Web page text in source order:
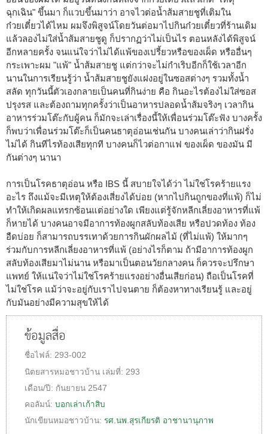
ฉุกเฉิน" ขึ้นมา ก็แวบขึ้นมาว่า อาจไวต่อน้ำส้มสายชูที่เติมใน
ก๋วยเตี๋ยวได้ไหม ผมจึงพิสูจน์โดยวันต่อมาไปกินก๋วยเตี๋ยวที่ร้านเดิม
แล้วลองไม่ใส่น้ำส้มสายชูดู ก็ปรากฏว่าไม่เป็นไร ตอนหลังได้พิสูจน์
อีกหลายครั้ง จนแน่ใจว่าไม่ได้แพ้ของเปรี้ยวหรือของเผ็ด หรืออื่นๆ
กระเพาะผม "แพ้" น้ำส้มสายชู แต่กว่าจะไม่กำเริบอีกก็ใช้เวลาอีก
นานในการเรียนรู้ว่า น้ำส้มสายชูยังแฝงอยู่ในซอสต่างๆ รวมทั้งน้ำ
สลัด ทุกวันนี้ตัวเองกลายเป็นคนที่กินง่าย คือ กินอะไรต้องไม่ใส่ซอส
ปรุงรส และต้องถามทุกครั้งว่าเป็นอาหารปลอดน้ำส้มจริงๆ เวลากิน
อาหารร่วมโต๊ะกับผู้คน ก็มักจะเล่าเรื่องนี้ให้เพื่อนร่วมโต๊ะฟัง บางครั้ง
ก็พบว่าเพื่อนร่วมโต๊ะก็เป็นคนธาตุอ่อนเช่นกัน บางคนเล่าว่ากินฝรั่ง
ไม่ได้ กินทีไรท้องเสียทุกที บางคนก็ไวต่อกาแฟ ของเผ็ด ของมัน มี
กันต่างๆ นานา
การเป็นโรคธาตุอ่อน หรือ IBS นี้ สบายใจได้ว่า ไม่ใช่โรคร้ายแรง
อะไร ถึงแม้จะมีเหตุให้ต้องเสี่ยงได้บ่อย (หากไปกินถูกของที่แพ้) ก็ไม่
ทำให้เกิดผลแทรกซ้อนแต่อย่างใด เพียงแต่รู้จักหลีกเลี่ยงอาหารที่แพ้
ก็หายได้ บางคนอาจมีอาการท้องผูกสลับท้องเสีย หรือปวดท้อง ท้อง
อืดบ่อย ก็สามารถบรรเทาด้วยการกินผักผลไม้ (ที่ไม่แพ้) ให้มากๆ
ร่วมกับการหลีกเลี่ยงอาหารที่แพ้ (อย่างไรก็ตาม ถ้ามีอาการท้องผูก
สลับท้องเสียมาไม่นาน หรือมาเป็นตอนวัยกลางคน ก็ควรจะปรึกษา
แพทย์ ให้แน่ใจว่าไม่ใช่โรคร้ายแรงอย่างอื่นเสียก่อน) ถือเป็นโรคที่
ไม่ใช่โรค แม้ว่าจะอยู่กับเราไปจนตาย ก็ต้องหาทางเรียนรู้ และอยู่
กับมันอย่างมีความสุขให้ได้
ข้อมูลสื่อ
ชื่อไฟล์: 293-002
นิตยสารหมอชาวบ้าน เล่มที่: 293
เดือน/ปี: กันยายน 2547
คอลัมน์: บอกเล่าเก้าสิบ
นักเขียนหมอชาวบ้าน: รศ.นพ.สุรเกียรติ อาชานานุภาพ